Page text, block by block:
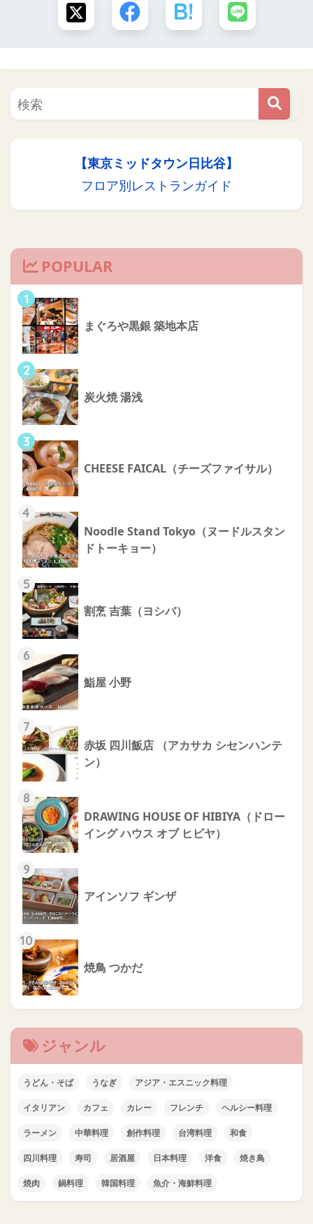
【東京ミッドタウン日比谷】
フロア別レストランガイド
POPULAR
1
まぐろや黒銀 築地本店
2
炭火焼 湯浅
3
CHEESE FAICAL（チーズファイサル）
4
Noodle Stand Tokyo（ヌードルスタン
ドトーキョー）
5
割烹 吉葉（ヨシバ）
6
鮨屋 小野
7
赤坂 四川飯店 （アカサカ シセンハンテ
ン）
8
DRAWING HOUSE OF HIBIYA（ドロー
イング ハウス オブ ヒビヤ）
9
アインソフ ギンザ
10
焼鳥 つかだ
ジャンル
うどん・そば うなぎ アジア・エスニック料理
イタリアン カフェ カレー フレンチ ヘルシー料理
ラーメン 中華料理 創作料理 台湾料理 和食
四川料理 寿司 居酒屋 日本料理 洋食 焼き鳥
焼肉 鍋料理 韓国料理 魚介・海鮮料理